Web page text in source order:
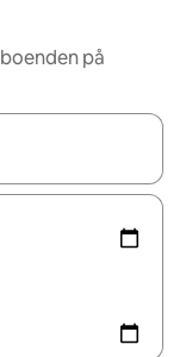
på
med upp- och